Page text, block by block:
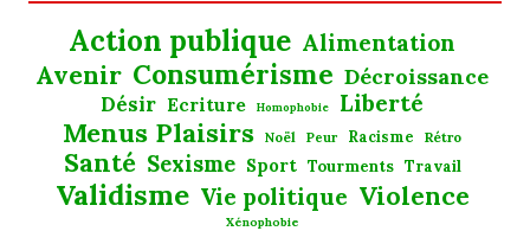
Action publique Alimentation
Avenir Consumérisme Décroissance
Désir Ecriture Homophobie Liberté
Menus Plaisirs Noël Peur Racisme Rétro
Santé Sexisme Sport Tourments Travail
Validisme Vie politique Violence
Xénophobie